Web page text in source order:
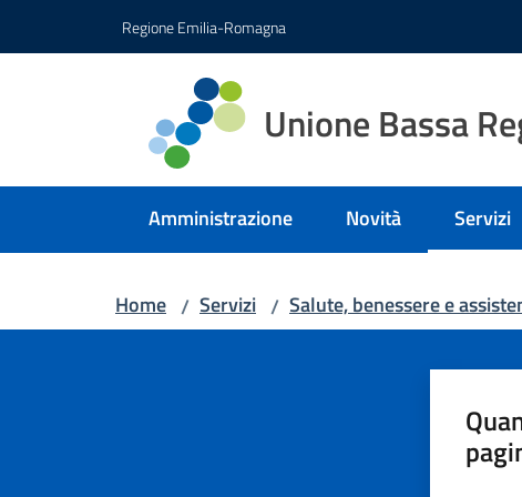
Regione Emilia-Romagna
Unione Bassa
Amministrazione Novità Servizi
Menu
Home / Servizi / Salute, benessere e